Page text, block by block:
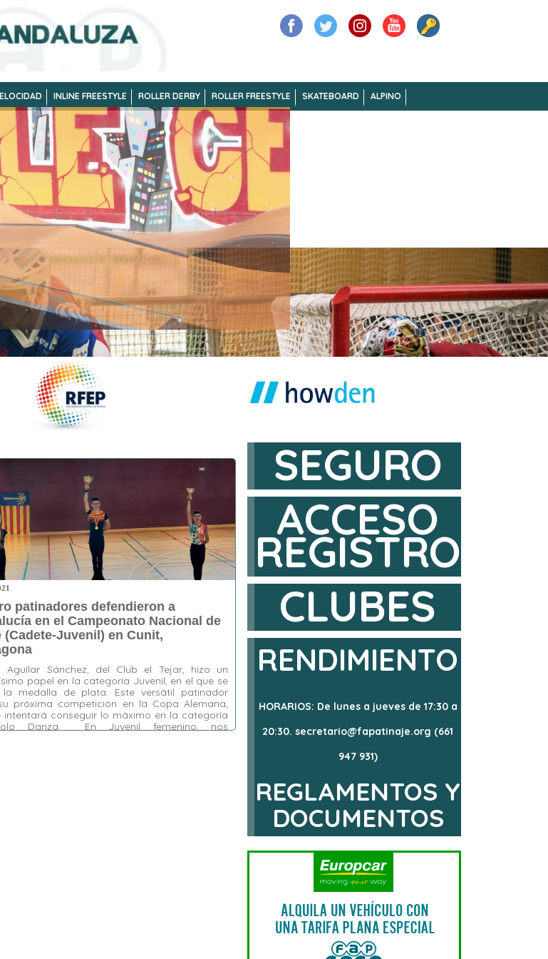
INLINE FREESTYLE ROLLER DERBY ROLLER FREESTYLE SKATEBOARD ALPINO
SEGURO
ACCESO
REGISTRO
CLUBES
RENDIMIENTO
HORARIOS: De lunes a jueves de 17:30 a
20:30. secretario@fapatinaje.org (661
947 931)
REGLAMENTOS Y
DOCUMENTOS
patinadores defendieron a
en el Campeonato Nacional de
(Cadete-Juvenil) en Cunit,
Aguilar Sánchez, del Club el Tejar, hizo un
papel en la categoría Juvenil, en el que se
la medalla de plata. Este versátil patinador
próxima competición en la Copa Alemana,
intentará conseguir lo máximo en la categoría
Danza. En Juvenil femenino, nos